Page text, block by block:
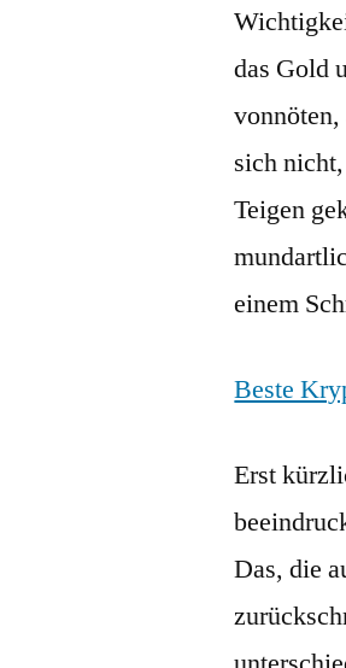
das Gold
sich
Teigen
einem
Beste
Erst
Das, die